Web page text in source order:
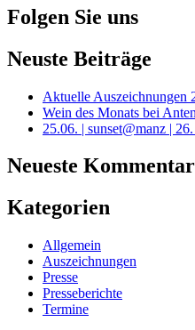
Folgen Sie uns
Neuste Beiträge
Aktuelle Auszeichnungen
Wein des Monats bei
25.06. | sunset@manz |
Neueste
Kategorien
Allgemein
Auszeichnungen
Presse
Presseberichte
Termine